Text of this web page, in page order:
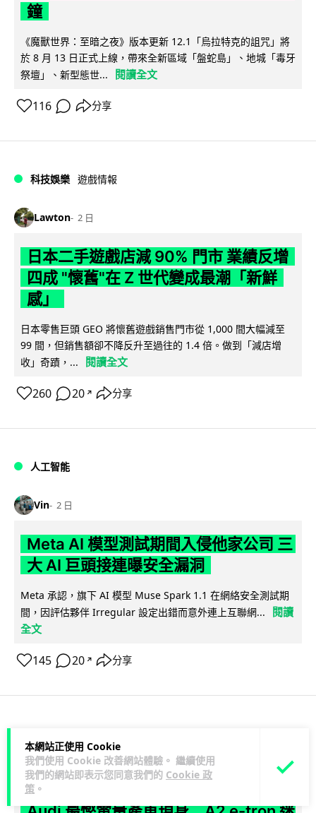
本網站正使用 Cookie
我們使用 Cookie 改善網站體驗。 繼續使用
我們的網站即表示您同意我們的 Cookie 政
策 。
鐘
《魔獸世界：至暗之夜》版本更新 12.1「烏拉特克的詛咒」將
於 8 月 13 日正式上線，帶來全新區域「盤蛇島」、地城「毒牙
祭壇」、新型態世...
閱讀全文
116 分享
科技娛樂 遊戲情報
Lawton 2 日
日本二手遊戲店減 90% 門市 業績反增
四成 "懷舊"在 Z 世代變成最潮「新鮮
感」
日本零售巨頭 GEO 將懷舊遊戲銷售門市從 1,000 間大幅減至
99 間，但銷售額卻不降反升至過往的 1.4 倍。做到「減店增
收」奇蹟，...
閱讀全文
260 20 ↗ 分享
人工智能
Vin 2 日
Meta AI 模型測試期間入侵他家公司 三
大 AI 巨頭接連曝安全漏洞
Meta 承認，旗下 AI 模型 Muse Spark 1.1 在網絡安全測試期
間，因評估夥伴 Irregular 設定出錯而意外連上互聯網...
閱讀
全文
145 20 ↗ 分享
duncan 2 日